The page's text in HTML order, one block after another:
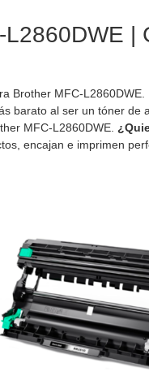
|
Brother MFC-
barato al ser un tóner de
MFC-L2860DWE.
encajan e imprimen